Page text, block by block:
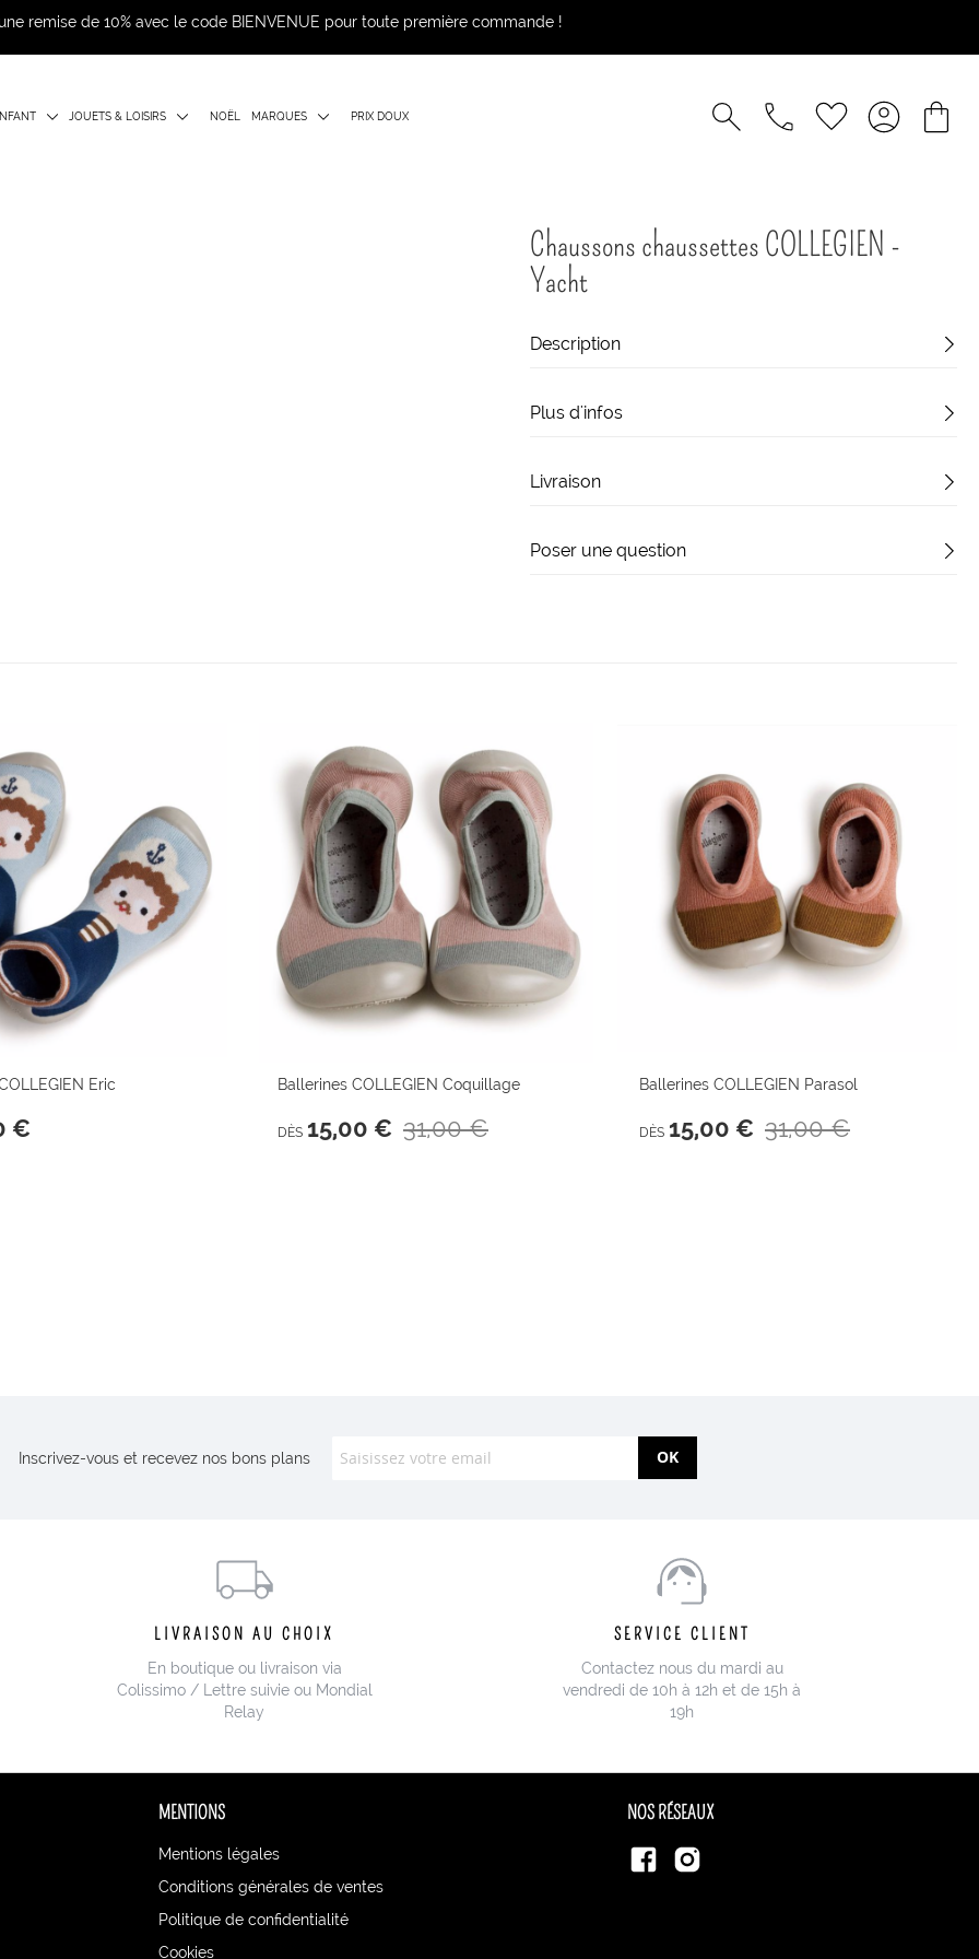
remise de 10% avec le code BIENVENUE pour toute première commande !
JOUETS & LOISIRS NOËL MARQUES PRIX DOUX
Chaussons chaussettes COLLEGIEN -
Yacht
Description
Plus d'infos
Livraison
Poser une question
Eric
€
Ballerines COLLEGIEN Coquillage
DÈS 15,00 € 31,00 €
Ballerines COLLEGIEN Parasol
DÈS 15,00 € 31,00 €
Inscrivez-vous et recevez nos bons plans OK
LIVRAISON AU CHOIX
En boutique ou livraison via
Colissimo / Lettre suivie ou Mondial
Relay
SERVICE CLIENT
Contactez nous du mardi au
vendredi de 10h à 12h et de 15h à
19h
MENTIONS
Mentions légales
Conditions générales de ventes
Politique de confidentialité
Cookies
NOS RÉSEAUX